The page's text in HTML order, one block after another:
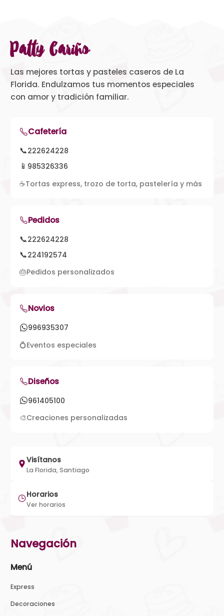
Patty Cariño
Las mejores tortas y pasteles caseros de La
Florida. Endulzamos tus momentos especiales
con amor y tradición familiar.
Cafetería
📞222624228
📱 985326336
☕Tortas express, trozo de torta, pastelería y más
Pedidos
📞222624228
📞224192574
🎂Pedidos personalizados
Novios
996935307
💍Eventos especiales
Diseños
961405100
🎨Creaciones personalizadas
Visítanos
La Florida, Santiago
Horarios
Ver horarios
Navegación
Menú
Express
Decoraciones